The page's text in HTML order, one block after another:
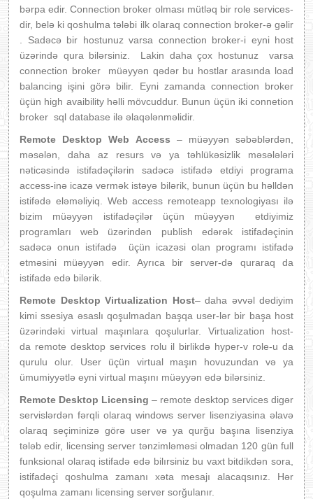
bərpa edir. Connection broker olması mütləq bir role services-
dir, belə ki qoshulma tələbi ilk olaraq connection broker-ə gəlir
. Sadəcə bir hostunuz varsa connection broker-i eyni host
üzərində qura bilərsiniz. Lakin daha çox hostunuz varsa
connection broker müəyyən qədər bu hostlar arasında load
balancing işini görə bilir. Eyni zamanda connection broker
üçün high avaibility həlli mövcuddur. Bunun üçün iki connetion
broker sql database ilə əlaqələnməlidir.
Remote Desktop Web Access – müəyyən səbəblərdən,
məsələn, daha az resurs və ya təhlükəsizlik məsələləri
nəticəsində istifadəçilərin sadəcə istifadə etdiyi programa
access-inə icazə vermək istəyə bilərik, bunun üçün bu həlldən
istifədə eləməliyiq. Web access remoteapp texnologiyası ilə
bizim müəyyən istifadəçilər üçün müəyyən etdiyimiz
programları web üzərindən publish edərək istifadəçinin
sadəcə onun istifadə üçün icazəsi olan programı istifadə
etməsini müəyyən edir. Ayrıca bir server-də quraraq da
istifadə edə bilərik.
Remote Desktop Virtualization Host– daha əvvəl dediyim
kimi ssesiya əsaslı qoşulmadan başqa user-lər bir başa host
üzərindəki virtual maşınlara qoşulurlar. Virtualization host-
da remote desktop services rolu il birlikdə hyper-v role-u da
qurulu olur. User üçün virtual maşın hovuzundan və ya
ümumiyyətlə eyni virtual maşını müəyyən edə bilərsiniz.
Remote Desktop Licensing – remote desktop services digər
servislərdən fərqli olaraq windows server lisenziyasina əlavə
olaraq seçiminizə görə user və ya qurğu başına lisenziya
tələb edir, licensing server tənzimləməsi olmadan 120 gün full
funksional olaraq istifadə edə bilırsiniz bu vaxt bitdikdən sora,
istifadəçi qoshulma zamanı xəta mesajı alacaqsınız. Hər
qoşulma zamanı licensing server sorğulanır.